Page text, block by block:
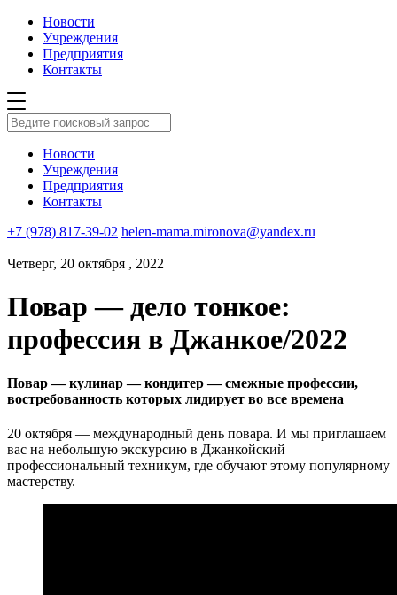
Новости
Учреждения
Предприятия
Контакты
Новости
Учреждения
Предприятия
Контакты
+7 (978) 817-39-02 helen-mama.mironova@yandex.ru
Четверг, 20 октября , 2022
Повар — дело тонкое:
профессия в Джанкое/2022
Повар — кулинар — кондитер — смежные профессии,
востребованность которых лидирует во все времена
20 октября — международный день повара. И мы приглашаем
вас на небольшую экскурсию в Джанкойский
профессиональный техникум, где обучают этому популярному
мастерству.